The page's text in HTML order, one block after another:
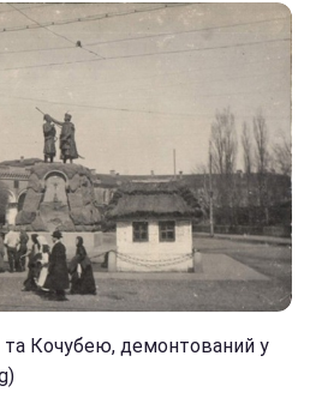
та Кочубею, демонтований у